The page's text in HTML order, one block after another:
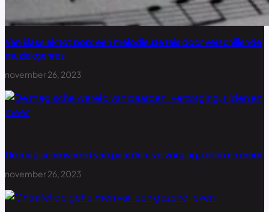
Van klassiek tot pop: een melodieuze reis door verschillende
muziekgenres
november 26, 2023
De magische wereld van paarden: verzorging, rijden en meer
november 26, 2023